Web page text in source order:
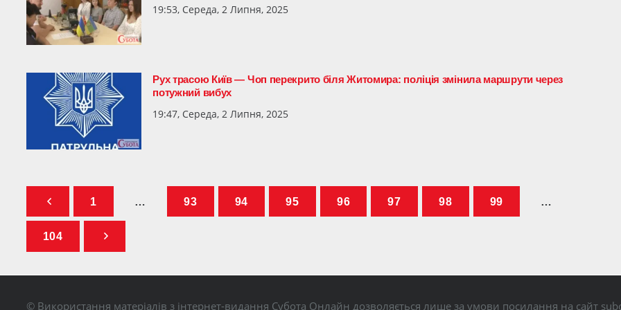
19:53, Середа, 2 Липня, 2025
Рух трасою Київ — Чоп перекрито біля Житомира: поліція змінила маршрути через
потужний вибух
19:47, Середа, 2 Липня, 2025
1 … 93 94 95 96 97 98 99 …
104
© Використання матеріалів з інтернет-видання Субота Онлайн дозволяється лише за умови посилання на сайт